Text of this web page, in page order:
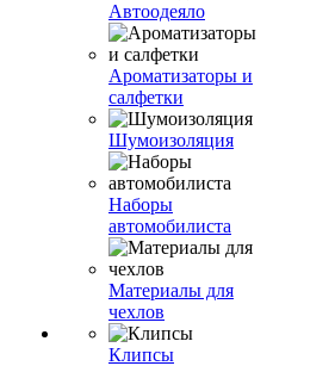
Автоодеяло
Ароматизаторы и
салфетки
Шумоизоляция
Наборы
автомобилиста
Материалы для
чехлов
Клипсы